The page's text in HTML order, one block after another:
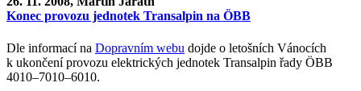
Konec provozu jednotek Transalpin na ÖBB
Dle informací na Dopravním webu dojde o letošních Vánocích
k ukončení provozu elektrických jednotek Transalpin řady ÖBB
4010–7010–6010.